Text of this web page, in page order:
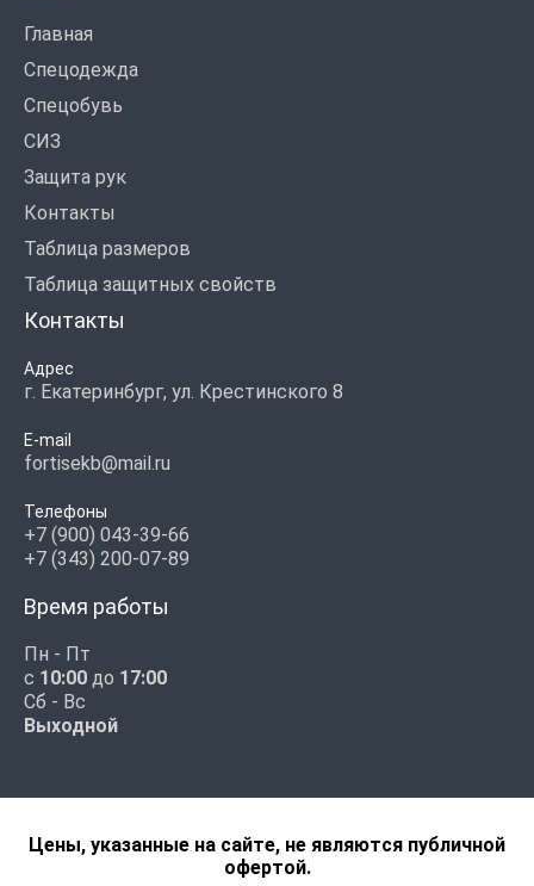
Главная
Спецодежда
Спецобувь
СИЗ
Защита рук
Контакты
Таблица размеров
Таблица защитных свойств
Контакты
Адрес
г. Екатеринбург, ул. Крестинского 8
E-mail
fortisekb@mail.ru
Телефоны
+7 (900) 043-39-66
+7 (343) 200-07-89
Время работы
Пн - Пт
с 10:00 до 17:00
Сб - Вс
Выходной
Цены, указанные на сайте, не являются публичной
офертой.